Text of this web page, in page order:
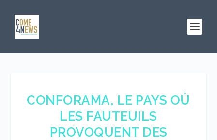
CONFORAMA, LE PAYS OÙ
LES FAUTEUILS
PROVOQUENT DES